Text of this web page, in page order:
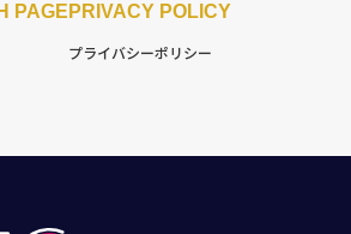
PAGE PRIVACY POLICY
プライバシーポリシー